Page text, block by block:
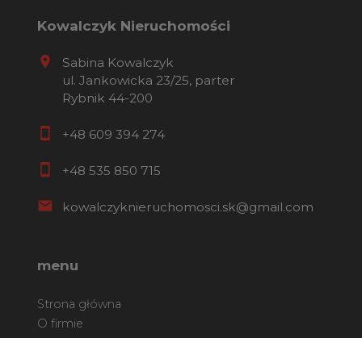
Kowalczyk Nieruchomości
Sabina Kowalczyk
ul. Jankowicka 23/25, parter
Rybnik 44-200
+48 609 394 274
+48 535 850 715
kowalczyknieruchomosci.sk@gmail.com
menu
Strona główna
O firmie